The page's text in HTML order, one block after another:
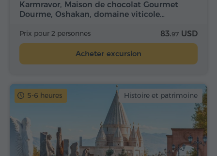
Karmravor, Maison de chocolat Gourmet
Dourme, Oshakan, domaine viticole…
Prix pour 2 personnes 83.97 USD
Acheter excursion
5-6 heures Histoire et patrimoine